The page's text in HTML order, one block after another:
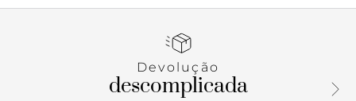
relevo riscado e irregular. Traz costuras pesponto por todo
fecho em cadarços brancos e tag do nome da marca na
Devolução
descomplicada